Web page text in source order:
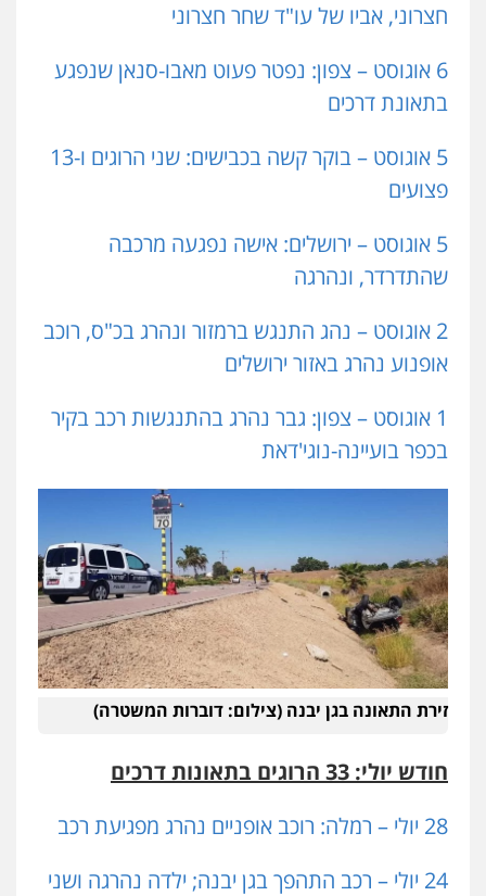
חצרוני, אביו של עו"ד שחר חצרוני
6 אוגוסט – צפון: נפטר פעוט מאבו-סנאן שנפגע
בתאונת דרכים
5 אוגוסט – בוקר קשה בכבישים: שני הרוגים ו-13
פצועים
5 אוגוסט – ירושלים: אישה נפגעה מרכבה
שהתדרדר, ונהרגה
2 אוגוסט – נהג התנגש ברמזור ונהרג בכ"ס, רוכב
אופנוע נהרג באזור ירושלים
1 אוגוסט – צפון: גבר נהרג בהתנגשות רכב בקיר
בכפר בועיינה-נוגי'דאת
זירת התאונה בגן יבנה (צילום: דוברות המשטרה)
חודש יולי: 33
הרוגים בתאונות דרכים
28 יולי – רמלה: רוכב אופניים נהרג מפגיעת רכב
24 יולי – רכב התהפך בגן יבנה; ילדה נהרגה ושני